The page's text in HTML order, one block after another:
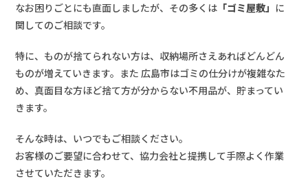
なお困りごとにも直面しましたが、その多くは 「ゴミ屋敷」 に
関してのご相談です。
特に、ものが捨てられない方は、収納場所さえあればどんどん
ものが増えていきます。また 広島市はゴミの仕分けが複雑なた
め、真面目な方ほど捨て方が分からない不用品が、貯まってい
きます。
そんな時は、いつでもご相談ください。
お客様のご要望に合わせて、協力会社と提携して手際よく作業
させていただきます。